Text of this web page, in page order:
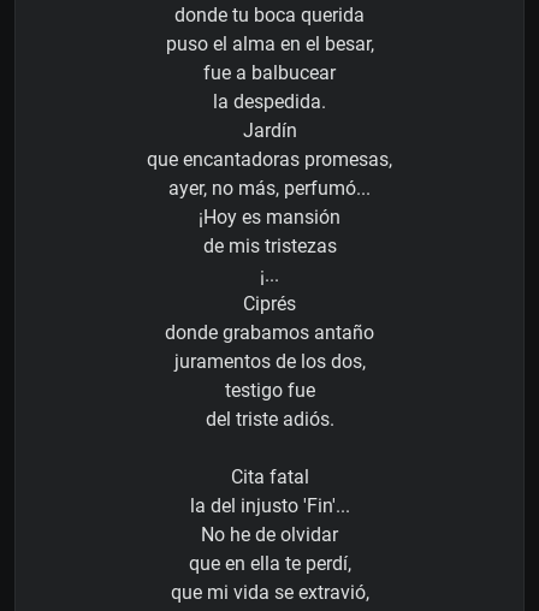
donde tu boca querida
puso el alma en el besar,
fue a balbucear
la despedida.
Jardín
que encantadoras promesas,
ayer, no más, perfumó...
¡Hoy es mansión
de mis tristezas
¡...
Ciprés
donde grabamos antaño
juramentos de los dos,
testigo fue
del triste adiós.
Cita fatal
la del injusto 'Fin'...
No he de olvidar
que en ella te perdí,
que mi vida se extravió,